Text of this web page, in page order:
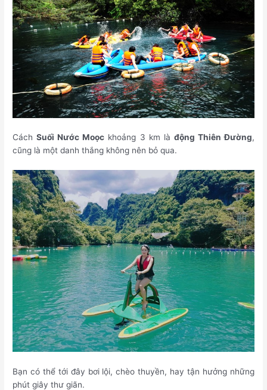
CáchSuối Nước Moọc khoảng 3 km là động Thiên Đường,
cũng là một danh thắng không nên bỏ qua.
Bạn có thể tới đây bơi lội, chèo thuyền, hay tận hưởng những
phút giây thư giãn.